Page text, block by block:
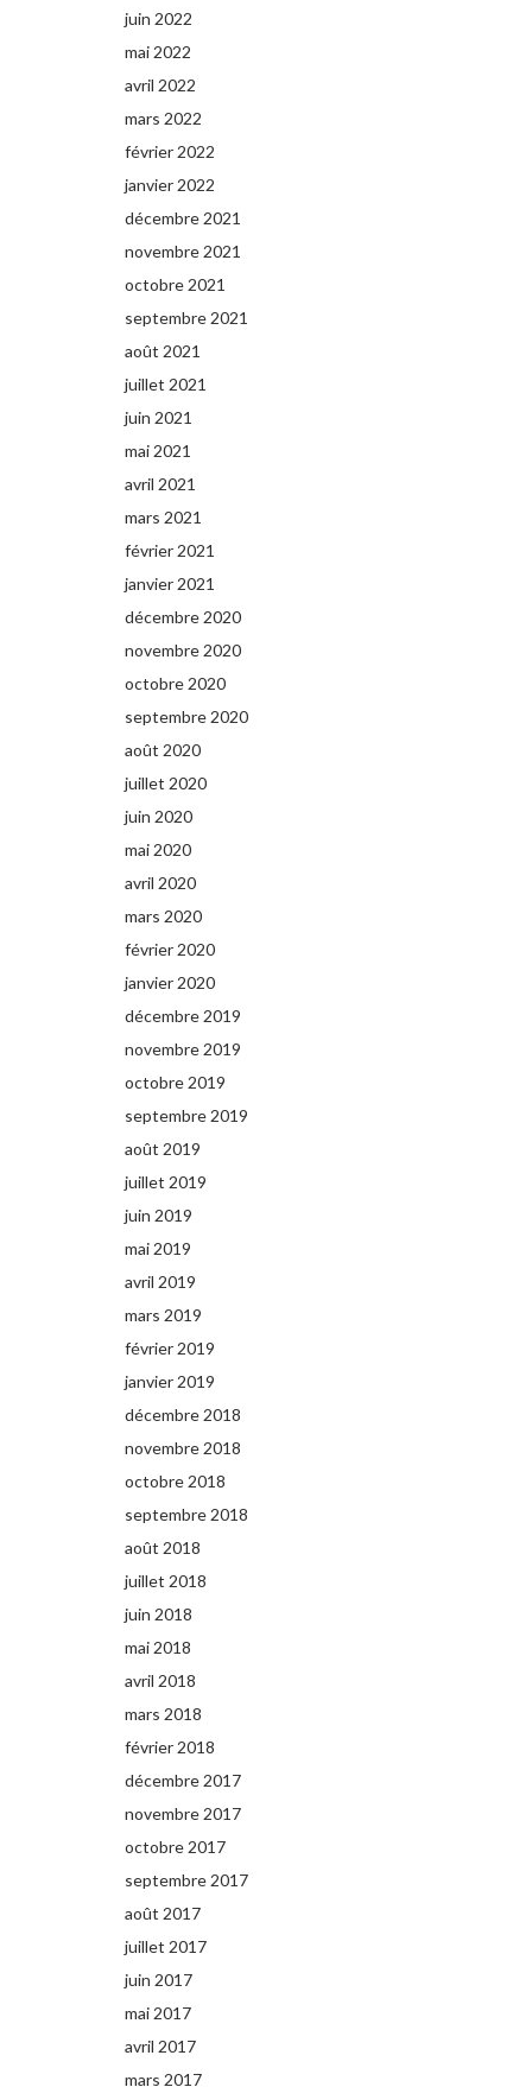
juin 2022
mai 2022
avril 2022
mars 2022
février 2022
janvier 2022
décembre 2021
novembre 2021
octobre 2021
septembre 2021
août 2021
juillet 2021
juin 2021
mai 2021
avril 2021
mars 2021
février 2021
janvier 2021
décembre 2020
novembre 2020
octobre 2020
septembre 2020
août 2020
juillet 2020
juin 2020
mai 2020
avril 2020
mars 2020
février 2020
janvier 2020
décembre 2019
novembre 2019
octobre 2019
septembre 2019
août 2019
juillet 2019
juin 2019
mai 2019
avril 2019
mars 2019
février 2019
janvier 2019
décembre 2018
novembre 2018
octobre 2018
septembre 2018
août 2018
juillet 2018
juin 2018
mai 2018
avril 2018
mars 2018
février 2018
décembre 2017
novembre 2017
octobre 2017
septembre 2017
août 2017
juillet 2017
juin 2017
mai 2017
avril 2017
mars 2017